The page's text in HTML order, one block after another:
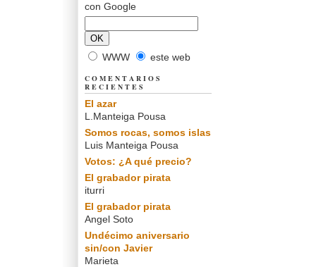
con Google
WWW este web
COMENTARIOS
RECIENTES
El azar
L.Manteiga Pousa
Somos rocas, somos islas
Luis Manteiga Pousa
Votos: ¿A qué precio?
El grabador pirata
iturri
El grabador pirata
Angel Soto
Undécimo aniversario
sin/con Javier
Marieta